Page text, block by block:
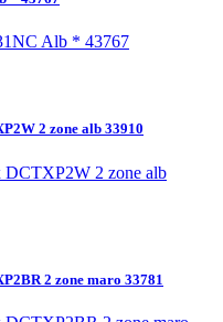
2 zone alb 33910
2 zone maro 33781